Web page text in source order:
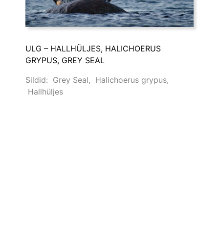
ULG – HALLHÜLJES, HALICHOERUS
GRYPUS, GREY SEAL
Sildid: Grey Seal, Halichoerus grypus,
Hallhüljes